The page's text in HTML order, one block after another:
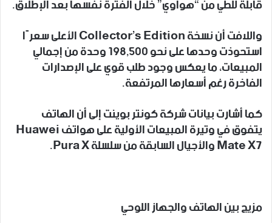
واللافت أن نسخة Collector’s Edition الأعلى سعرًا
استحوذت وحدها على نحو 198,500 وحدة من إجمالي
المبيعات، ما يعكس وجود طلب قوي على الإصدارات
الفاخرة رغم أسعارها المرتفعة.
كما أشارت بيانات شركة كونتر بوينت إلى أن الهاتف
يتفوق في وتيرة المبيعات الأولية على هواتف Huawei
Mate X7 والأجيال السابقة من سلسلة Pura X.
مزيج بين الهاتف والجهاز اللوحي